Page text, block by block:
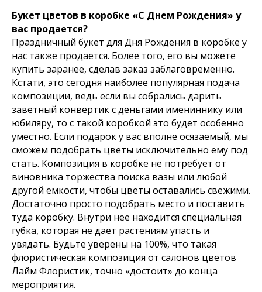
Букет цветов в коробке «С Днем Рождения» у
вас продается?
Праздничный букет для Дня Рождения в коробке у
нас также продается. Более того, его вы можете
купить заранее, сделав заказ заблаговременно.
Кстати, это сегодня наиболее популярная подача
композиции, ведь если вы собрались дарить
заветный конвертик с деньгами имениннику или
юбиляру, то с такой коробкой это будет особенно
уместно. Если подарок у вас вполне осязаемый, мы
сможем подобрать цветы исключительно ему под
стать. Композиция в коробке не потребует от
виновника торжества поиска вазы или любой
другой емкости, чтобы цветы оставались свежими.
Достаточно просто подобрать место и поставить
туда коробку. Внутри нее находится специальная
губка, которая не дает растениям упасть и
увядать. Будьте уверены на 100%, что такая
флористическая композиция от салонов цветов
Лайм Флористик, точно «достоит» до конца
мероприятия.